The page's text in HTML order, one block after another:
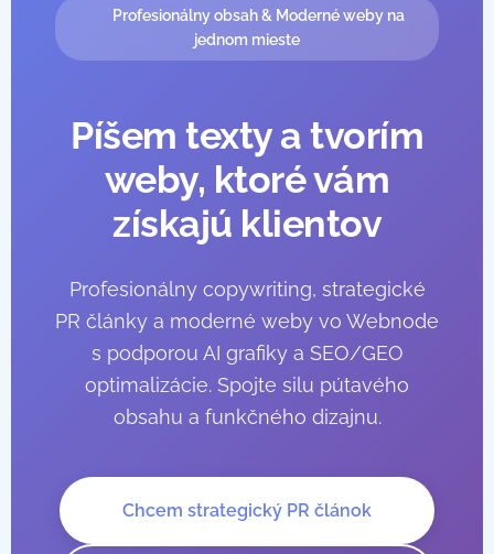
✒ Profesionálny obsah & Moderné weby na
jednom mieste
Píšem texty a tvorím
weby, ktoré vám
získajú klientov
Profesionálny copywriting, strategické
PR články a moderné weby vo Webnode
s podporou AI grafiky a SEO/GEO
optimalizácie. Spojte silu pútavého
obsahu a funkčného dizajnu.
Chcem strategický PR článok